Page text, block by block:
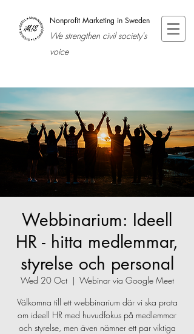
Nonprofit Marketing in Sweden
We strengthen civil society's
voice
Webbinarium: Ideell
HR - hitta medlemmar,
styrelse och personal
Wed 20 Oct
  |
Webinar via Google Meet
Välkomna till ett webbinarium där vi ska prata
om ideell HR med huvudfokus på medlemmar
och styrelse, men även nämner ett par viktiga